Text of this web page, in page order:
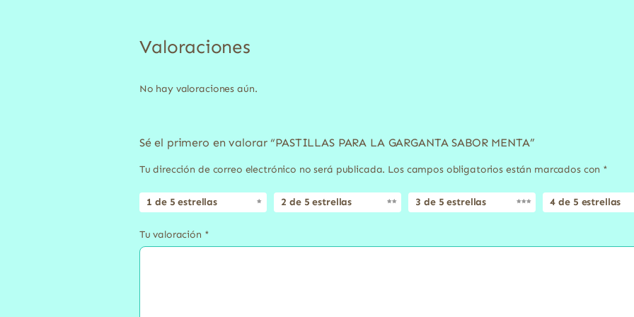
Valoraciones
No hay valoraciones aún.
Sé el primero en valorar “PASTILLAS PARA LA GARGANTA SABOR MENTA”
Tu dirección de correo electrónico no será publicada. Los campos obligatorios están marcados con *
1 de 5 estrellas 2 de 5 estrellas 3 de 5 estrellas 4 de 5 estrellas
Tu valoración *